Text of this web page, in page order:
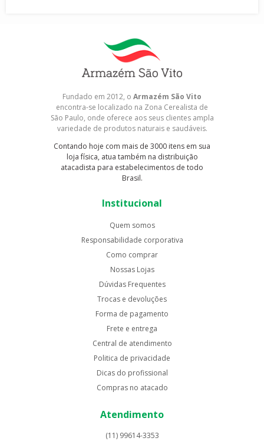
Fundado em 2012, o Armazém São Vito
encontra-se localizado na Zona Cerealista de
São Paulo, onde oferece aos seus clientes ampla
variedade de produtos naturais e saudáveis.
Contando hoje com mais de 3000 itens em sua
loja física, atua também na distribuição
atacadista para estabelecimentos de todo
Brasil.
Institucional
Quem somos
Responsabilidade corporativa
Como comprar
Nossas Lojas
Dúvidas Frequentes
Trocas e devoluções
Forma de pagamento
Frete e entrega
Central de atendimento
Politica de privacidade
Dicas do profissional
Compras no atacado
Atendimento
(11) 99614-3353